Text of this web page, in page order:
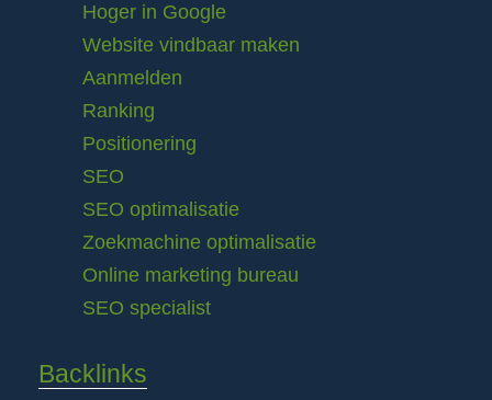
Hoger in Google
Website vindbaar maken
Aanmelden
Ranking
Positionering
SEO
SEO optimalisatie
Zoekmachine optimalisatie
Online marketing bureau
SEO specialist
Backlinks